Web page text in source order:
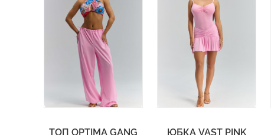
ТОП OPTIMA GANG ЮБКА VAST PINK